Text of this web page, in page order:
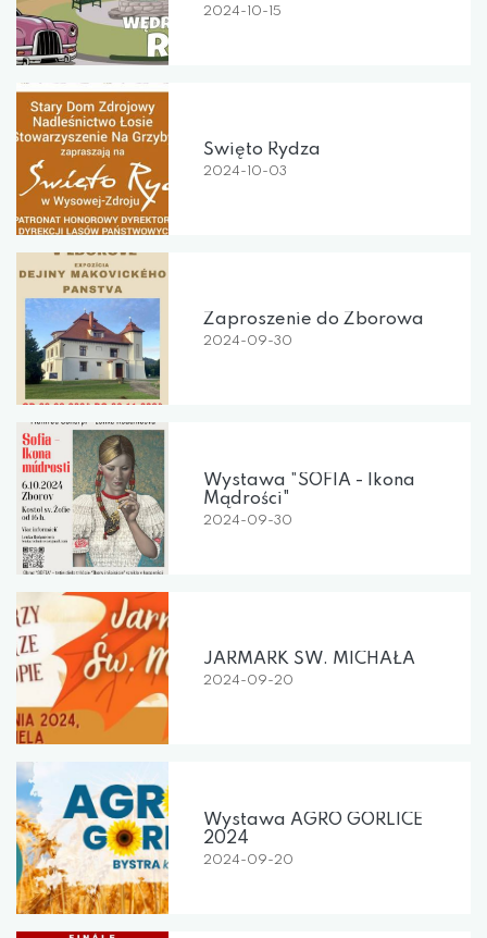
2024-10-15
Święto Rydza
2024-10-03
Zaproszenie do Zborowa
2024-09-30
Wystawa "SOFIA - Ikona
Mądrości"
2024-09-30
JARMARK ŚW. MICHAŁA
2024-09-20
Wystawa AGRO GORLICE
2024
2024-09-20